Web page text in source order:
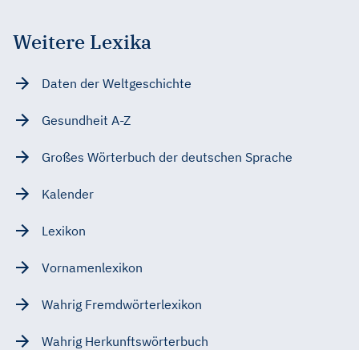
Weitere Lexika
Daten der Weltgeschichte
Gesundheit A-Z
Großes Wörterbuch der deutschen Sprache
Kalender
Lexikon
Vornamenlexikon
Wahrig Fremdwörterlexikon
Wahrig Herkunftswörterbuch